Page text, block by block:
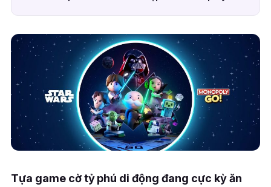
Tựa game cờ tỷ phú di động đang cực kỳ ăn